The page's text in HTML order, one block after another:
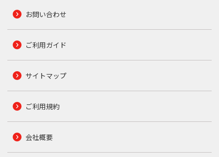
お問い合わせ
ご利用ガイド
サイトマップ
ご利用規約
会社概要